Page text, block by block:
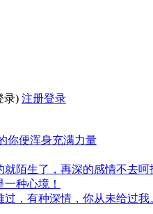
录) 注册登录
你便浑身充满力量
陌生了，再深的感情不去
种心境！
，有种深情，你从未给过我